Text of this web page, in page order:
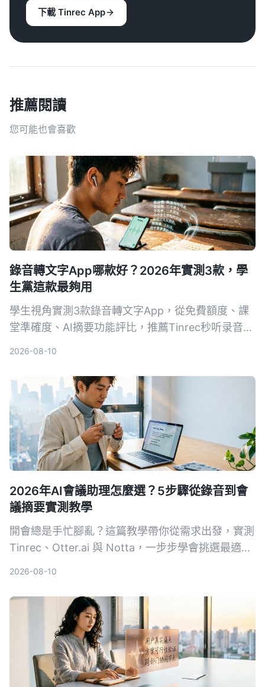
下載 Tinrec App
推薦閱讀
您可能也會喜歡
錄音轉文字App哪款好？2026年實測3款，學
生黨這款最夠用
學生視角實測3款錄音轉文字App，從免費額度、課
堂準確度、AI摘要功能評比，推薦Tinrec秒听录音，
2026-08-10
2026年AI會議助理怎麼選？5步驟從錄音到會
議摘要實測教學
開會總是手忙腳亂？這篇教學帶你從需求出發，實測
Tinrec、Otter.ai 與 Notta，一步步學會挑選最適合
2026-08-10